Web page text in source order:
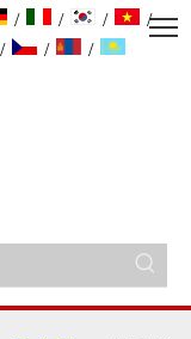
/ / /
/
/ / /